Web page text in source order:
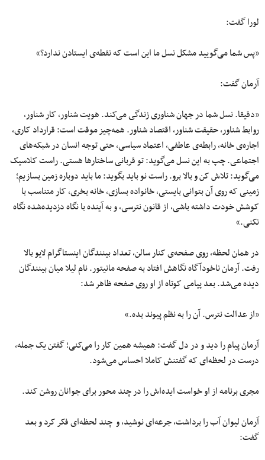
لورا گفت:
«پس شما می‌گویید مشکل نسل ما این است که نقطه‌ی ایستادن ندارد؟»
آرمان گفت:
«دقیقا. نسل شما در جهان شناوری زندگی می‌کند. هویت شناور، کار شناور،
روابط شناور، حقیقت شناور، اقتصاد شناور. همه‌چیز موقت است: قرارداد کاری،
اجاره‌ی خانه، رابطه‌ی عاطفی، اعتماد سیاسی، حتی توجه انسان در شبکه‌های
اجتماعی. چپ به این نسل می‌گوید: تو قربانی ساختارها هستی. راست کلاسیک
می‌گوید: تلاش کن و بالا برو. راست نو باید بگوید: ما باید دوباره زمین بسازیم؛
زمینی که روی آن بتوانی بایستی، خانواده بسازی، خانه بخری، کار متناسب با
کوشش خودت داشته باشی، از قانون نترسی، و به آینده با نگاه دزدیده‌شده نگاه
نکنی.»
در همان لحظه، روی صفحه‌ی کنار سالن، تعداد بینندگان اینستاگرام لایو بالا
رفت. آرمان ناخودآگاه نگاهش افتاد به صفحه مانیتور. نام لیلا میان بینندگان
دیده می‌شد. بعد پیامی کوتاه از او روی صفحه ظاهر شد:
«از عدالت نترس. آن را به نظم پیوند بده.»
آرمان پیام را دید و در دل گفت: همیشه همین کار را می‌کنی؛ گفتن یک جمله،
درست در لحظه‌ای که گفتنش کاملا احساس می‌شود.
مجری برنامه از او خواست ایده‌اش را در چند محور برای جوانان روشن کند.
آرمان لیوان آب را برداشت، جرعه‌ای نوشید، و چند لحظه‌ای فکر کرد و بعد
گفت: